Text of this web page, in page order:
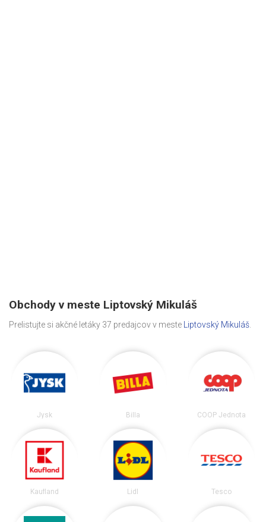
Obchody v meste Liptovský Mikuláš
Prelistujte si akčné letáky 37 predajcov v meste Liptovský Mikuláš
Jysk Billa COOP Jednota
Kaufland Lidl Tesco